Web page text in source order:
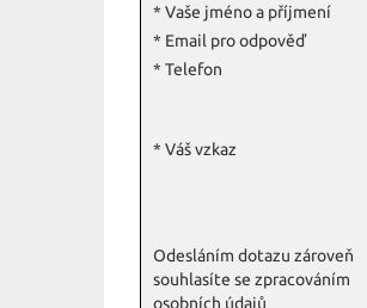
* Vaše jméno a příjmení
* Email pro odpověď
* Telefon
* Váš vzkaz
Odesláním dotazu zároveň
souhlasíte se zpracováním
osobních údajů